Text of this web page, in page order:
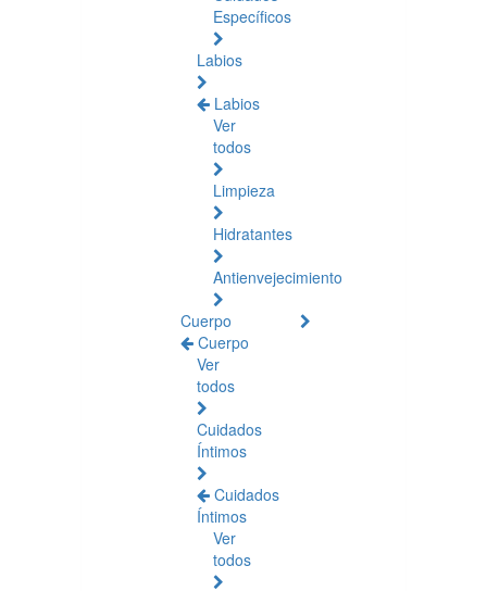
Específicos
Labios
Labios
Ver
todos
Limpieza
Hidratantes
Antienvejecimiento
Cuerpo
Cuerpo
Ver
todos
Cuidados
Íntimos
Cuidados
Íntimos
Ver
todos